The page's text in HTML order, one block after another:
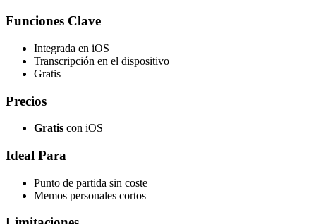
Funciones Clave
Integrada en iOS
Transcripción en el dispositivo
Gratis
Precios
Gratis con iOS
Ideal Para
Punto de partida sin coste
Memos personales cortos